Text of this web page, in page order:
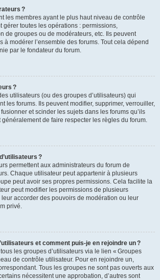
?
les membres ayant le plus haut niveau de contrôle
gérer toutes les opérations : permissions,
de groupes ou de modérateurs, etc. Ils peuvent
à modérer l’ensemble des forums. Tout cela dépend
par le fondateur du forum.
?
utilisateurs (ou des groupes d’utilisateurs) qui
les forums. Ils peuvent modifier, supprimer, verrouiller,
et scinder les sujets dans les forums qu’ils
de faire respecter les règles du forum.
?
permettent aux administrateurs du forum de
Chaque utilisateur peut appartenir à plusieurs
peut avoir ses propres permissions. Cela facilite la
peut modifier les permissions de plusieurs
accorder des pouvoirs de modération ou leur
privé.
et comment puis-je en rejoindre un ?
les groupes d’utilisateurs via le lien « Groupes
de contrôle utilisateur. Pour en rejoindre un,
Tous les groupes ne sont pas ouverts aux
nécessitent une approbation, d’autres sont